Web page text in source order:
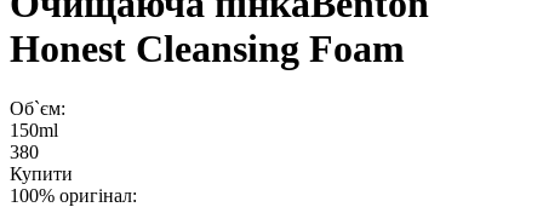
Honest Cleansing Foam
Об`єм:
150ml
380
Купити
100% оригінал: